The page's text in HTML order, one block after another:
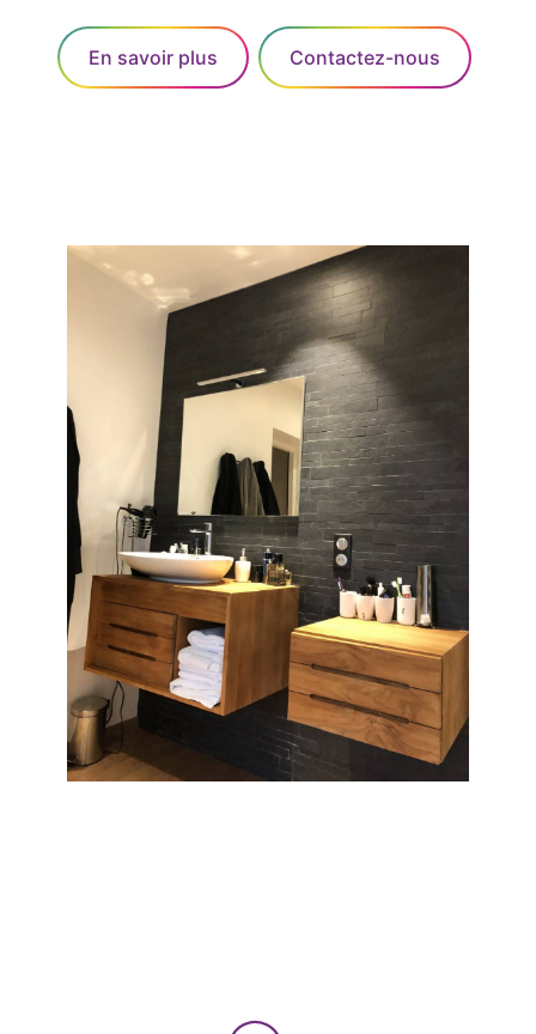
En savoir plus Contactez-nous